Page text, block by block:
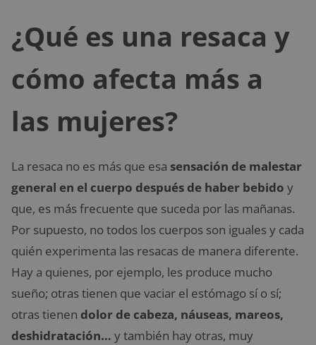
¿Qué es una resaca y
cómo afecta más a
las mujeres?
La resaca no es más que esa sensación de malestar
general en el cuerpo después de haber bebido y
que, es más frecuente que suceda por las mañanas.
Por supuesto, no todos los cuerpos son iguales y cada
quién experimenta las resacas de manera diferente.
Hay a quienes, por ejemplo, les produce mucho
sueño; otras tienen que vaciar el estómago sí o sí;
otras tienen dolor de cabeza, náuseas, mareos,
deshidratación… y también hay otras, muy